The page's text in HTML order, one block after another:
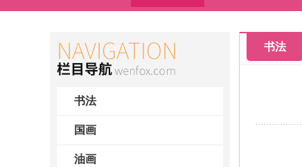
书法
国画
油画
书法